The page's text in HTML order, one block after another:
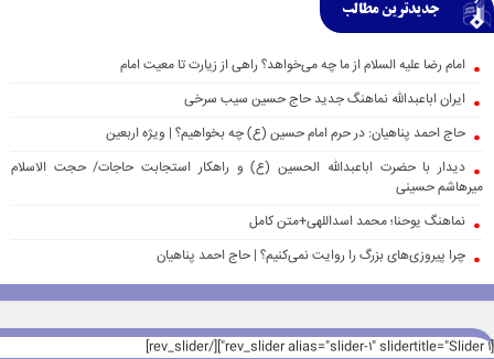
جدیدترین مطالب
امام رضا علیه السلام از ما چه می‌خواهد؟ راهی از زیارت تا معیت امام
ایران اباعبدالله نماهنگ جدید حاج حسین سیب سرخی
حاج احمد پناهیان: در حرم امام حسین (ع) چه بخواهیم؟ | ویژه اربعین
دیدار با حضرت اباعبدالله الحسین (ع) و راهکار استجابت حاجات/ حجت الاسلام
میرهاشم حسینی
نماهنگ یوحنا؛ محمد اسداللهی+متن کامل
چرا پیروزی‌های بزرگ را روایت نمی‌کنیم؟ | حاج احمد پناهیان
[rev_slider alias="slider-1" slidertitle="Slider 1"][/rev_slider]